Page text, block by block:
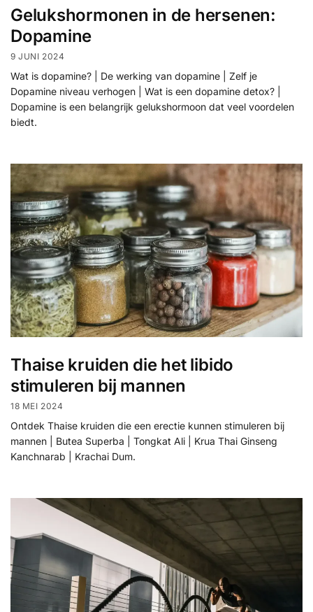
Gelukshormonen in de hersenen:
Dopamine
9 JUNI 2024
Wat is dopamine? | De werking van dopamine | Zelf je
Dopamine niveau verhogen | Wat is een dopamine detox? |
Dopamine is een belangrijk gelukshormoon dat veel voordelen
biedt.
Thaise kruiden die het libido
stimuleren bij mannen
18 MEI 2024
Ontdek Thaise kruiden die een erectie kunnen stimuleren bij
mannen | Butea Superba | Tongkat Ali | Krua Thai Ginseng
Kanchnarab | Krachai Dum.